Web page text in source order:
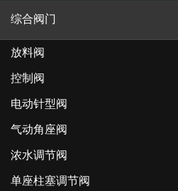
综合阀门
放料阀
控制阀
电动针型阀
气动角座阀
浓水调节阀
单座柱塞调节阀